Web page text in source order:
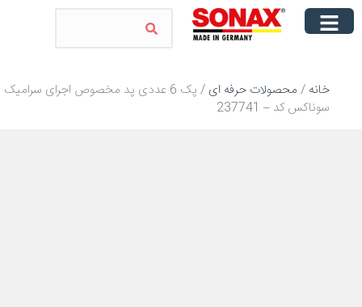
خانه / محصولات حرفه ای
/ پک 6 عددی پد مخصوص اجرای سرامیک
سوناکس کد – 237741